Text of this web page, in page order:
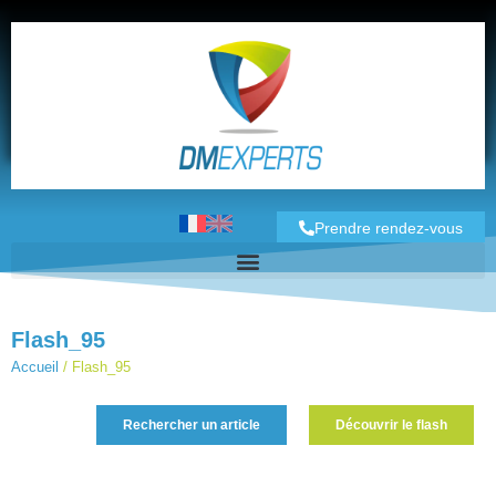
Prendre rendez-vous
Flash_95
Accueil / Flash_95
Rechercher un article Découvrir le flash